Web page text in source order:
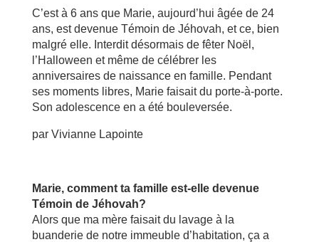
C’est à 6 ans que Marie, aujourd’hui âgée de 24
ans, est devenue Témoin de Jéhovah, et ce, bien
malgré elle. Interdit désormais de fêter Noël,
l’Halloween et même de célébrer les
anniversaires de naissance en famille. Pendant
ses moments libres, Marie faisait du porte-à-porte.
Son adolescence en a été bouleversée.
par Vivianne Lapointe
Marie, comment ta famille est-elle devenue
Témoin de Jéhovah?
Alors que ma mère faisait du lavage à la
buanderie de notre immeuble d’habitation, ça a